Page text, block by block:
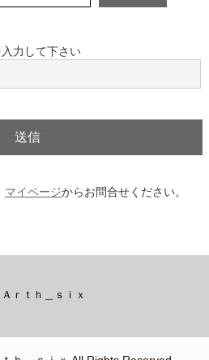
力して下さい
送信
マイページからお問合せください。
Ａｒｔｈ＿ｓｉｘ